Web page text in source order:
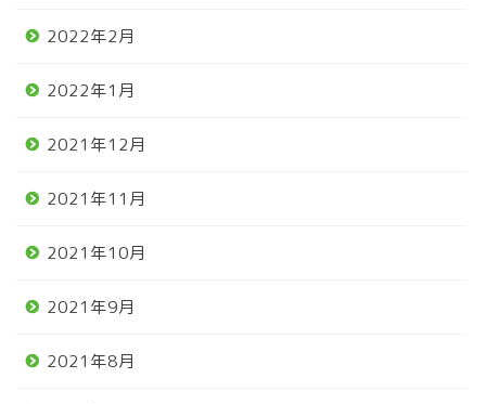
2022年2月
2022年1月
2021年12月
2021年11月
2021年10月
2021年9月
2021年8月